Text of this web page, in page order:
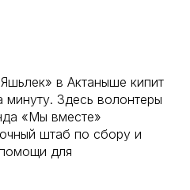
в Актаныше кипит
минуту. Здесь волонтеры
«Мы вместе»
штаб по сбору и
для